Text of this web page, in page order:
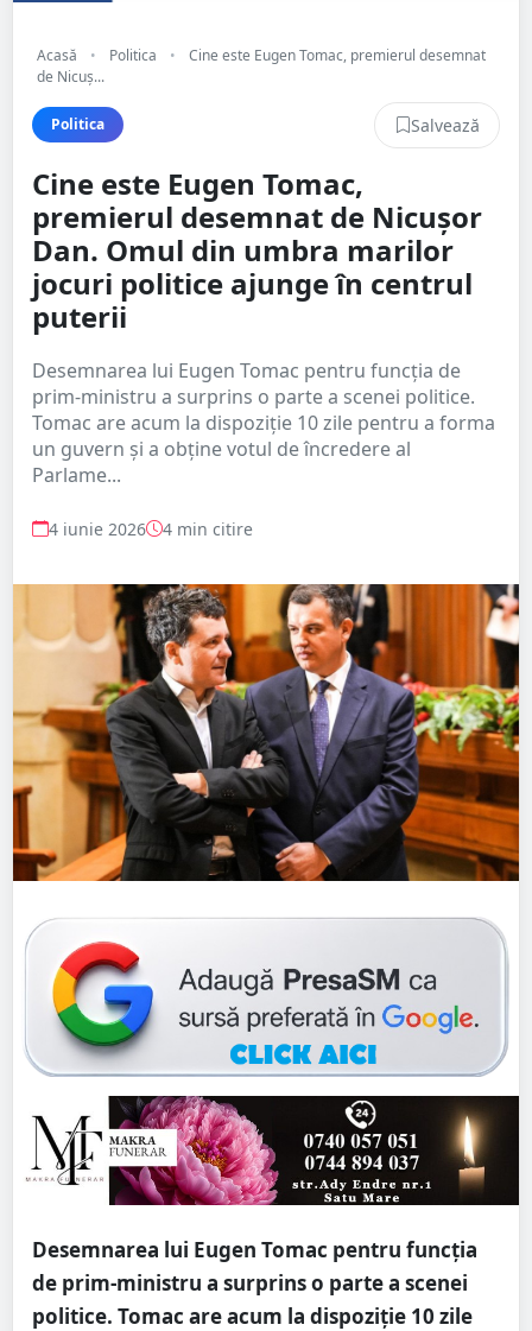
Acasă • Politica •
Cine este Eugen Tomac, premierul desemnat
de Nicuș...
Politica Salvează
Cine este Eugen Tomac,
premierul desemnat de Nicușor
Dan. Omul din umbra marilor
jocuri politice ajunge în centrul
puterii
Desemnarea lui Eugen Tomac pentru funcția de
prim-ministru a surprins o parte a scenei politice.
Tomac are acum la dispoziție 10 zile pentru a forma
un guvern și a obține votul de încredere al
Parlame...
4 iunie 2026 4 min citire
Desemnarea lui Eugen Tomac pentru funcția
de prim-ministru a surprins o parte a scenei
politice. Tomac are acum la dispoziție 10 zile